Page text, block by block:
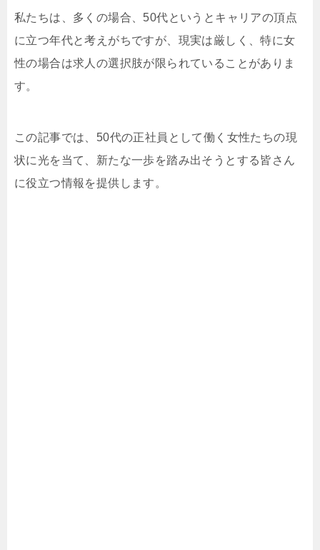
私たちは、多くの場合、50代というとキャリアの頂点
に立つ年代と考えがちですが、現実は厳しく、特に女
性の場合は求人の選択肢が限られていることがありま
す。
この記事では、50代の正社員として働く女性たちの現
状に光を当て、新たな一歩を踏み出そうとする皆さん
に役立つ情報を提供します。